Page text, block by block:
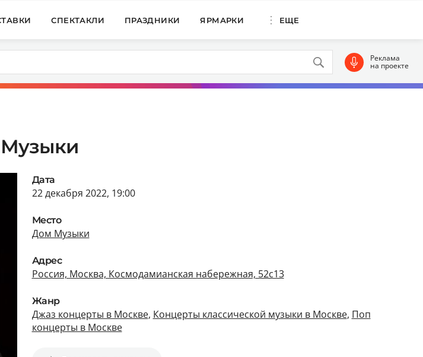
СПЕКТАКЛИ ПРАЗДНИКИ ЯРМАРКИ ЕЩЕ
Реклама
на проекте
Дата
22 декабря 2022, 19:00
Место
Дом Музыки
Адрес
Россия, Москва, Космодамианская набережная, 52с13
Жанр
Джаз концерты в Москве, Концерты классической музыки в Москве, Поп
концерты в Москве